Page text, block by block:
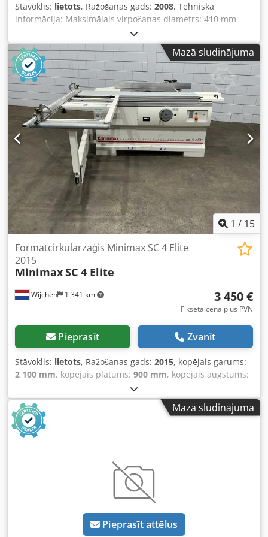
skārienjutīgu displeju. Pieejama detalizēta iekārtas
demontāžas fotodokumentācija. Pilns tehniskās
dokumentācijas komplekts (DTR) poļu valodā un
elektroinstalācijas shēmas. Iespējams iekārtas tests uz
vietas. Papildus pie iekārtas pieejams: - rullīšu baļķu
nodošanas bloks ar konveijeriem, apgāšanas ierīci, svaru
un baļķu uzglabāšanas bloku (skat. foto) Vai kā papildu
opcija: - tvertnes pacēlājs/uzdevējlifts 1100 l vai 660 l
konteineriem - PAAL KES1750 kanāla ķēdes konveijers,
platums 1750 mm, horizontālā daļa 8 m, pacēlāja daļa 8 m
Stāvoklis: lietots, Ražošanas gads: 2008, Tehniskā
informācija: Maksimālais virpošanas diametrs: 410 mm
Virpošanas garums: 500 mm Vadība: Fanuc 21i TB
Standarta virpošanas diametrs: 275 mm Nobraukums - x:
277 mm Nobraukums - y: 82 (±41) mm Nobraukums - z: 500
mm 1. vārpstas apgriezieni: 4500 1/min 1. vārpstas jauda:
18,5/18,5/15 kW 1. vārpstas maks. stieņa diametrs: 65 mm
Revolvergalva pozīcijas / no tām darbināmas: 12/12 Jauda
piedziņas instrumentiem: 5,5 kW Piedziņas instrumentu
apgriezieni: 6000 1/min Csdpfx Aezd Un Ijh Hsrf Kopējais
jaudas patēriņš: 39,2 kVA Aptuvenais iekārtas svars: 6,2 t
Iekārtas izmēri apmēram: 3,1 x 2,0 x 2,2 m Skavas:
Hainbuch Piederumi: Skaidu transportieris Robota
interfeiss Augstas veiktspējas precīzijas virpošanas centrs
ar Y asi un robotizētu iekraušanas iespēju vārpstu
sagatavēm. Augstas precizitātes Stäubli robots vārpstu
izstrādājumu iekraušanai. Lieliski piemērots sarežģītu
virpošanas detaļu apstrādei ar nobīdītu frēzēšanu.
Mazā sludinājuma
1 / 15
Wijchen 1 341 km
Formātcirkulārzāģis Minimax SC 4 Elite
2015
MinimaxSC 4 Elite
3 450 €
Fiksēta cena plus PVN
Pieprasīt Zvanīt
Stāvoklis: lietots, Ražošanas gads: 2015, kopējais garums:
2 100 mm, kopējais platums: 900 mm, kopējais augstums:
, Krāsa: Balta Svars: 250 kg - Īpašības: - Apraksts:
Priekšējā riteņu piedziņa nav paredzēta. - Ražošanas gads:
2015 - Dokumentācija ir pieejama: Nē - CE marķējums ir: Jā
- CE sertifikāts ir: Nē - Sērijas numurs: KK/126675 - Galvenā
motora jauda [kW]: 3,0 - Maksimālais griešanas augstums
Rullīšu galda garums [mm]: 840 - Galda platums [mm]: 560
- Minimālais zāģa asmens diametrs [mm]: 250 -
Maksimālais zāģa asmens diametrs [mm]: 315 - Zāģa
asmens cauruma diametrs [mm]: 30 - Putekļu nosūkšanas
uzgalis diametrs [mm]: 120 - Regulējams zāģa agregāts: -
Minimālais slīpuma leņķis [°]: 45 - Maksimālais slīpuma
Mazā sludinājuma
Pieprasīt attēlus